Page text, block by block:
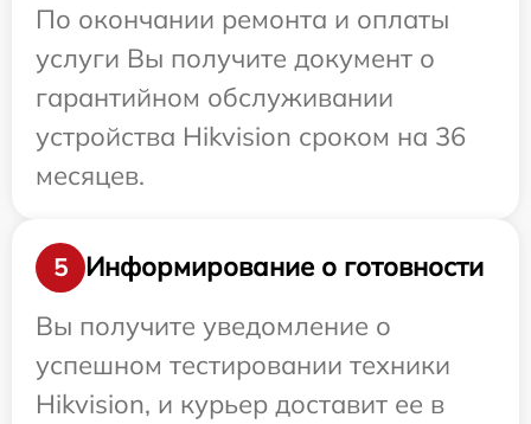
По окончании ремонта и оплаты
услуги Вы получите документ о
гарантийном обслуживании
устройства Hikvision сроком на 36
месяцев.
5
Информирование о готовности
Вы получите уведомление о
успешном тестировании техники
Hikvision, и курьер доставит ее в